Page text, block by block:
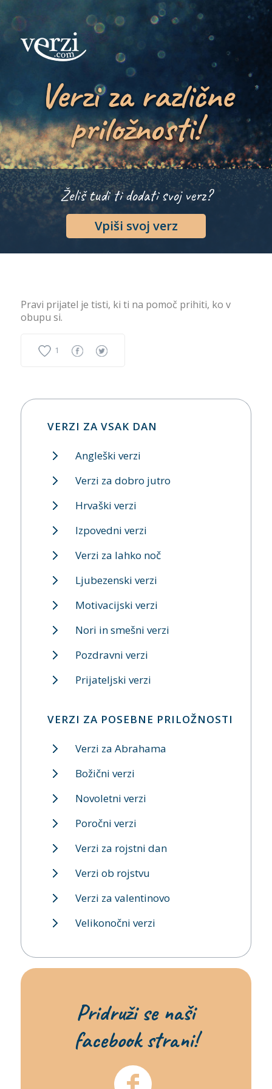
Verzi za različne
priložnosti!
Želiš tudi ti dodati svoj verz?
Vpiši svoj verz
Pravi prijatel je tisti, ki ti na pomoč prihiti, ko v
obupu si.
1
VERZI ZA VSAK DAN
Angleški verzi
Verzi za dobro jutro
Hrvaški verzi
Izpovedni verzi
Verzi za lahko noč
Ljubezenski verzi
Motivacijski verzi
Nori in smešni verzi
Pozdravni verzi
Prijateljski verzi
VERZI ZA POSEBNE PRILOŽNOSTI
Verzi za Abrahama
Božični verzi
Novoletni verzi
Poročni verzi
Verzi za rojstni dan
Verzi ob rojstvu
Verzi za valentinovo
Velikonočni verzi
Pridruži se naši
facebook strani!